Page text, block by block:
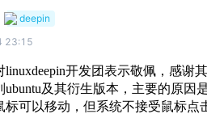
deepin
23:15
linuxdeepin开发团表示敬佩，感谢
ubuntu及其衍生版本，主要的原因
标可以移动，但系统不接受鼠标